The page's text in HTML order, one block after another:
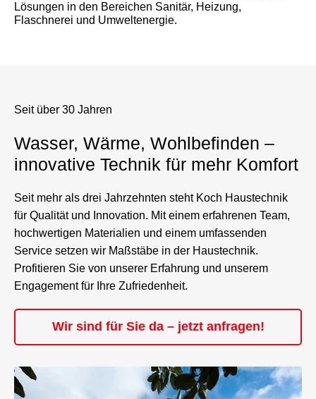
Lösungen in den Bereichen Sanitär, Heizung,
Flaschnerei und Umweltenergie.
Seit über 30 Jahren
Wasser, Wärme, Wohlbefinden –
innovative Technik für mehr Komfort
Seit mehr als drei Jahrzehnten steht Koch Haustechnik
für Qualität und Innovation. Mit einem erfahrenen Team,
hochwertigen Materialien und einem umfassenden
Service setzen wir Maßstäbe in der Haustechnik.
Profitieren Sie von unserer Erfahrung und unserem
Engagement für Ihre Zufriedenheit.
Wir sind für Sie da – jetzt anfragen!